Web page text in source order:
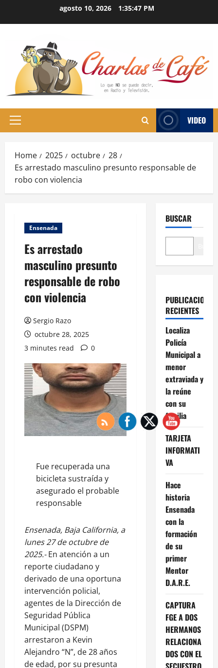
agosto 10, 2026 1:35:48 PM
Primary
VIDEO
Home 2025 octubre
28
Es arrestado masculino presunto responsable de
robo con violencia
Ensenada
Es arrestado
masculino presunto
responsable de robo
con violencia
Sergio Razo
octubre 28, 2025
3 minutes read
0
Fue recuperada una
bicicleta sustraída y
asegurado el probable
responsable
Ensenada, Baja California, a
lunes 27 de octubre de
2025.-En atención a un
reporte ciudadano y
derivado de una oportuna
intervención policial,
agentes de la Dirección de
Seguridad Pública
Municipal (DSPM)
arrestaron a Kevin
Alejandro “N”, de 28 años
de edad, por su presunta
BUSCAR
PUBLICACIONES
RECIENTES
Localiza
Policía
Municipal a
menor
extraviada y
la reúne
con su
familia
TARJETA
INFORMATI
VA
Hace
historia
Ensenada
con la
formación
de su
primer
Mentor
D.A.R.E.
CAPTURA
FGE A DOS
HERMANOS
RELACIONA
DOS CON EL